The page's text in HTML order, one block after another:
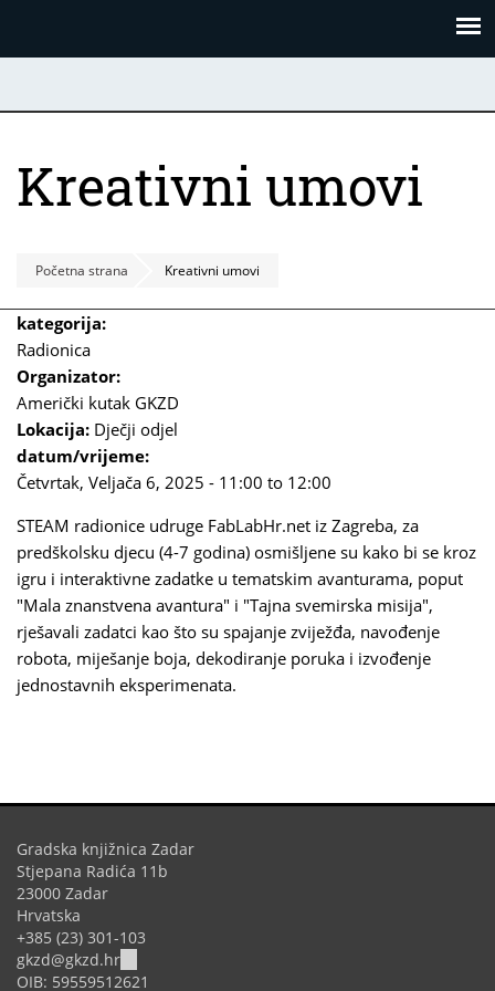
Kreativni umovi
Početna strana Kreativni umovi
kategorija:
Radionica
Organizator:
Američki kutak GKZD
Lokacija: Dječji odjel
datum/vrijeme:
Četvrtak, Veljača 6, 2025 - 11:00 to 12:00
STEAM radionice udruge FabLabHr.net iz Zagreba, za
predškolsku djecu (4-7 godina) osmišljene su kako bi se kroz
igru i interaktivne zadatke u tematskim avanturama, poput
"Mala znanstvena avantura" i "Tajna svemirska misija",
rješavali zadatci kao što su spajanje zviježđa, navođenje
robota, miješanje boja, dekodiranje poruka i izvođenje
jednostavnih eksperimenata.
Gradska knjižnica Zadar
Stjepana Radića 11b
23000 Zadar
Hrvatska
+385 (23) 301-103
gkzd@gkzd.hr
sends
OIB: 59559512621